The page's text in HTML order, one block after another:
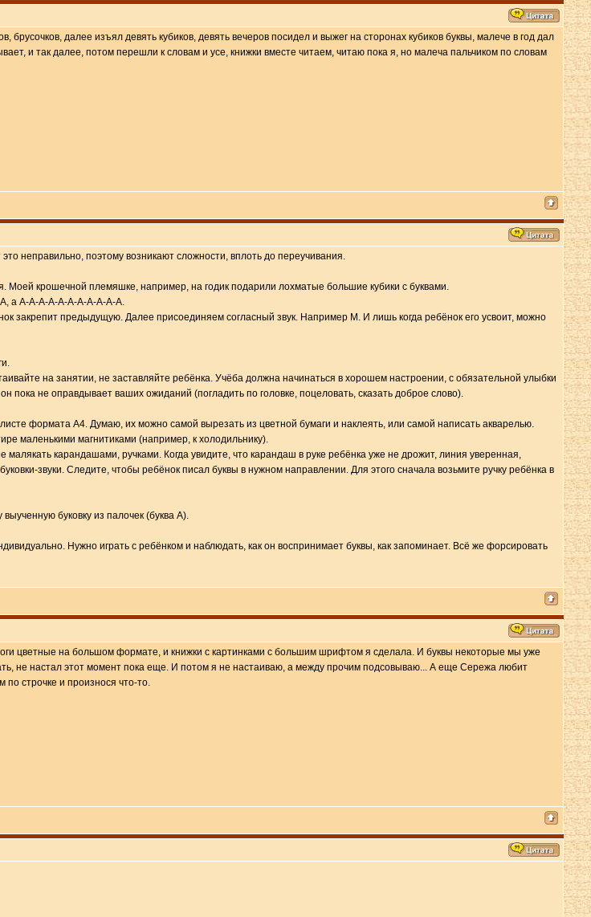
далее изъял девять кубиков, девять вечеров посидел и выжег на сторонах кубиков буквы, малече в год дал
и так далее, потом перешли к словам и усе, книжки вместе читаем, читаю пока я, но малеча пальчиком по словам
неправильно, поэтому возникают сложности, вплоть до переучивания.
Моей крошечной племяшке, например, на годик подарили лохматые большие кубики с буквами.
А, а А-А-А-А-А-А-А-А-А-А-А.
закрепит предыдущую. Далее присоединяем согласный звук. Например М. И лишь когда ребёнок его усвоит, можно
на занятии, не заставляйте ребёнка. Учёба должна начинаться в хорошем настроении, с обязательной улыбки
пока не оправдывает ваших ожиданий (погладить по головке, поцеловать, сказать доброе слово).
формата А4. Думаю, их можно самой вырезать из цветной бумаги и наклеять, или самой написать акварелью.
маленькими магнитиками (например, к холодильнику).
малякать карандашами, ручками. Когда увидите, что карандаш в руке ребёнка уже не дрожит, линия уверенная,
звуки. Следите, чтобы ребёнок писал буквы в нужном направлении. Для этого сначала возьмите ручку ребёнка в
буковку из палочек (буква А).
Нужно играть с ребёнком и наблюдать, как он воспринимает буквы, как запоминает. Всё же форсировать
цветные на большом формате, и книжки с картинками с большим шрифтом я сделала. И буквы некоторые мы уже
не настал этот момент пока еще. И потом я не настаиваю, а между прочим подсовываю... А еще Сережа любит
по строчке и произнося что-то.